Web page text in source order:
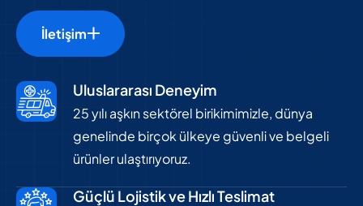
İletişim
Uluslararası Deneyim
25 yılı aşkın sektörel birikimimizle, dünya
genelinde birçok ülkeye güvenli ve belgeli
ürünler ulaştırıyoruz.
Güçlü Lojistik ve Hızlı Teslimat